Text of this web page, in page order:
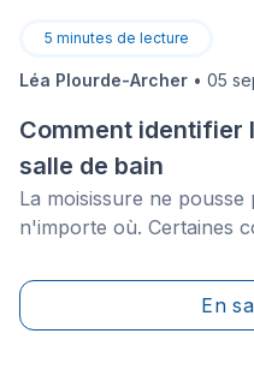
5 minutes de lecture
Léa Plourde-Archer • 05
Comment identifier
salle de bain
La moisissure ne
n'importe où. Certaines
Bien que l'humidité en
moisissure trouve
En